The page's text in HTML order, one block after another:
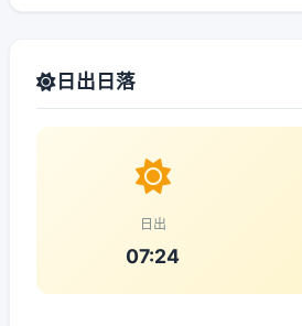
日出日落
日出
07:24